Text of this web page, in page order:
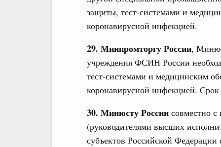
защиты, тест-системами и
коронавирусной инфекцией.
29. Минпромторгу России,
учреждения ФСИН России
тест-системами и медицинским
коронавирусной инфекцией. Срок
30. Минюсту России совместно
(руководителями высших
субъектов Российской